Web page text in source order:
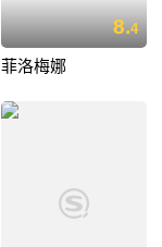
8.4
菲洛梅娜